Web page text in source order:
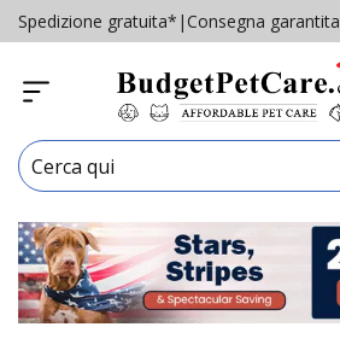
Spedizione gratuita* |Consegna garantita